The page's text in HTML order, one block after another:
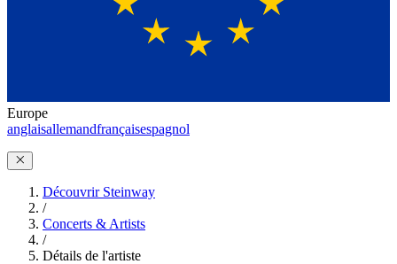
Europe
anglaisallemandfrançaisespagnol
Découvrir Steinway
/
Concerts & Artists
/
Détails de l'artiste